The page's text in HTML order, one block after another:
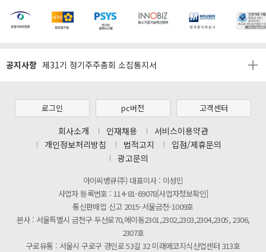
공지사항
[마일리지 적립 및 사용 정책 개편 안내]
제31기 정기주주총회 소집통지서
[2026년 8월 신용카드 무이자 행사 안내]
제31기 정기주주총회 소집통지서
[마일리지 적립 및 사용 정책 개편 안내]
로그인 pc버전 고객센터
회사소개 인재채용
서비스이용약관
개인정보처리방침
법적고지
입점/제휴문의
광고문의
아이씨뱅큐(주) 대표이사 : 이성민
사업자 등록번호 : 114-81-69078[사업자정보확인]
통신판매업 신고 2015-서울금천-1009호
본사 : 서울특별시 금천구 두산로70,에이동2301,2302,2303,2304,2305, 2306,
2307호
구로유통 : 서울시 구로구 경인로 53길 32 미래에코지식산업센터 313호